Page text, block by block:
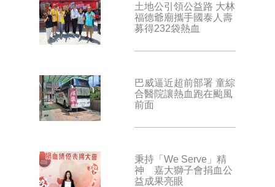
土地公引領公益路 大林
福德爺廟攜手國泰人壽
募得232袋熱血
巴威逼近超前部署 童綜
合醫院讓熱血跑在颱風
前面
秉持「We Serve」精
神 嘉大獅子會捐血公
益成果亮眼